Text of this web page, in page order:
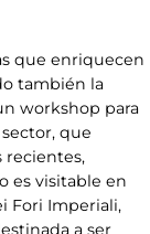
que enriquecen
también la
workshop para
que
recientes,
es visitable en
Fori Imperiali,
a ser